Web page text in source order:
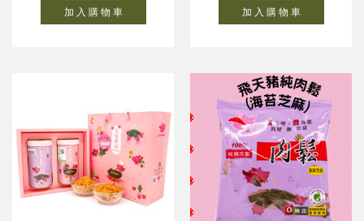
加 入 購 物 車 加 入 購 物 車